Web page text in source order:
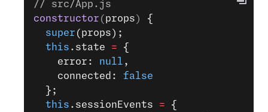
// src/App.js
constructor ( props ) {
  super
(props);
  this
.state = {
    error:
null ,
    connected:
false
  };
  this
.sessionEvents = {